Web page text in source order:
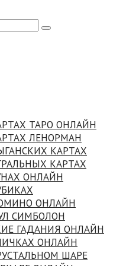
ТАРО ОНЛАЙН
ЛЕНОРМАН
КАРТАХ
КАРТАХ
ОНЛАЙН
ОНЛАЙН
СИМБОЛОН
ГАДАНИЯ ОНЛАЙН
ОНЛАЙН
ШАРЕ